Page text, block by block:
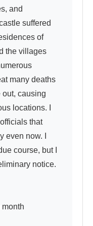
and
suffered
of
the villages
many deaths
causing
locations. I
that
even now. I
course, but I
notice.